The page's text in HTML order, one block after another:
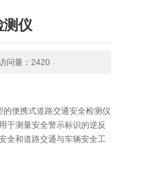
测仪
问量：2420
便携式道路交通安全检测仪
于测量安全警示标识的逆反
全和道路交通与车辆安全工